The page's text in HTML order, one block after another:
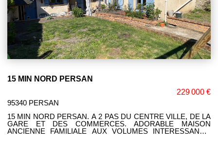
15 MIN NORD PERSAN
229 000 €
95340 PERSAN
15 MIN NORD PERSAN. A 2 PAS DU CENTRE VILLE, DE LA
GARE ET DES COMMERCES. ADORABLE MAISON
ANCIENNE FAMILIALE AUX VOLUMES INTERESSANTS: